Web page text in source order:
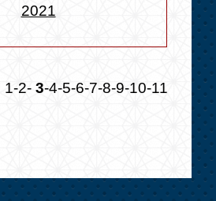
2021
1-2- 3-4-5-6-7-8-9-10-11